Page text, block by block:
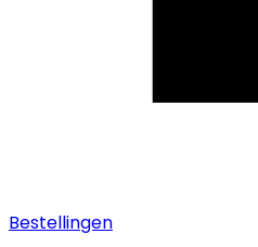
Bestellingen